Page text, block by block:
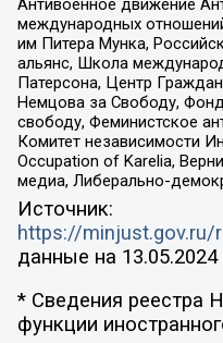
Антивоенное движение
международных
им Питера Мунка,
альянс, Школа
Патерсона, Центр
Немцова за Свободу,
свободу, Феминистское
Комитет независимости
Occupation of Karelia,
медиа, Либерально-
Источник:
https://
данные на 13.05.2024
* Сведения реестра
функции